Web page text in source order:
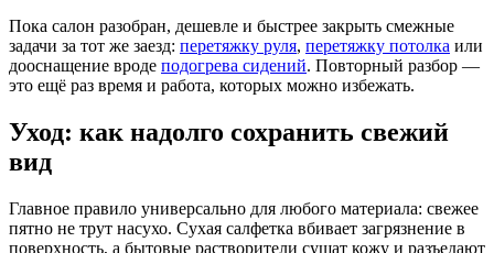
Пока салон разобран, дешевле и быстрее закрыть смежные
задачи за тот же заезд: перетяжку руля, перетяжку потолка или
дооснащение вроде подогрева сидений. Повторный разбор —
это ещё раз время и работа, которых можно избежать.
Уход: как надолго сохранить свежий
вид
Главное правило универсально для любого материала: свежее
пятно не трут насухо. Сухая салфетка вбивает загрязнение в
поверхность, а бытовые растворители сушат кожу и разъедают